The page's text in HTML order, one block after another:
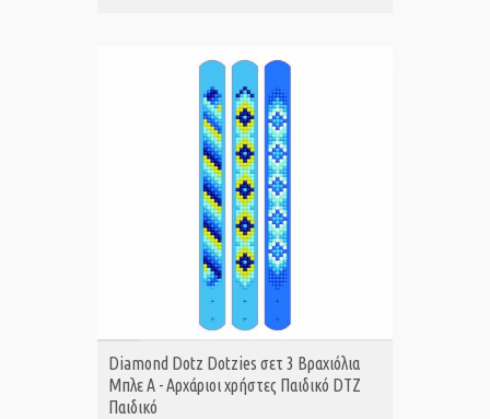
ΑΓΟΡΑ
Diamond Dotz Dotzies σετ 3 Βραχιόλια
Μπλε Α - Αρχάριοι χρήστες Παιδικό DTZ
Παιδικό